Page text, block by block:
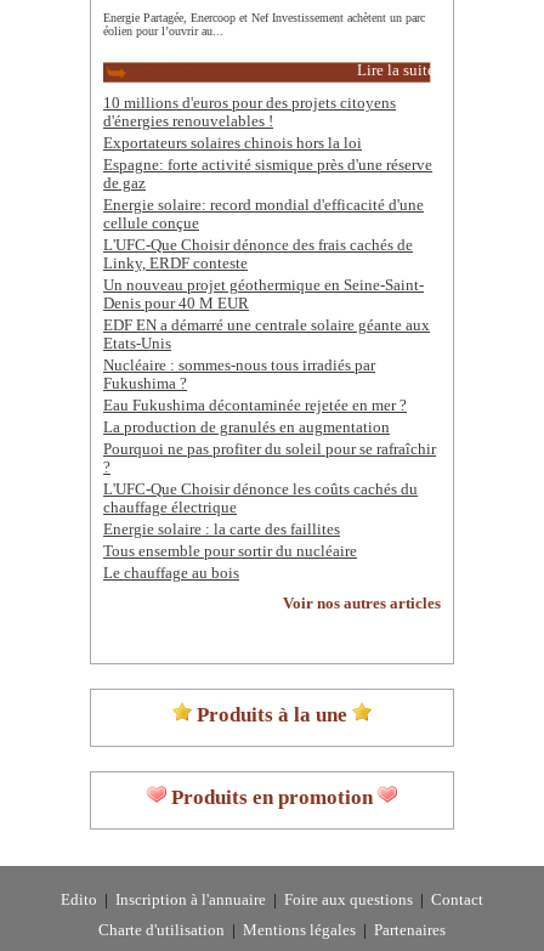
Energie Partagée, Enercoop et Nef Investissement achètent un parc
éolien pour l’ouvrir au...
Lire la suite
10 millions d'euros pour des projets citoyens
d'énergies renouvelables !
Exportateurs solaires chinois hors la loi
Espagne: forte activité sismique près d'une réserve
de gaz
Energie solaire: record mondial d'efficacité d'une
cellule conçue
L'UFC-Que Choisir dénonce des frais cachés de
Linky, ERDF conteste
Un nouveau projet géothermique en Seine-Saint-
Denis pour 40 M EUR
EDF EN a démarré une centrale solaire géante aux
Etats-Unis
Nucléaire : sommes-nous tous irradiés par
Fukushima ?
Eau Fukushima décontaminée rejetée en mer ?
La production de granulés en augmentation
Pourquoi ne pas profiter du soleil pour se rafraîchir
?
L'UFC-Que Choisir dénonce les coûts cachés du
chauffage électrique
Energie solaire : la carte des faillites
Tous ensemble pour sortir du nucléaire
Le chauffage au bois
Voir nos autres articles
Produits à la une
Produits en promotion
Edito Inscription à l'annuaire Foire aux questions
Contact
Charte d'utilisation
Mentions légales Partenaires